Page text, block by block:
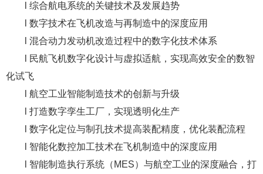
l 综合航电系统的关键技术及发展趋势
l 数字技术在飞机改造与再制造中的深度应用
l 混合动力发动机改造过程中的数字化技术体系
l 民航飞机数字化设计与虚拟适航，实现高效安全的数智
化试飞
l 航空工业智能制造技术的创新与升级
l 打造数字孪生工厂，实现透明化生产
l 数字化定位与制孔技术提高装配精度，优化装配流程
l 智能化数控加工技术在飞机制造中的深度应用
l 智能制造执行系统（MES）与航空工业的深度融合，打